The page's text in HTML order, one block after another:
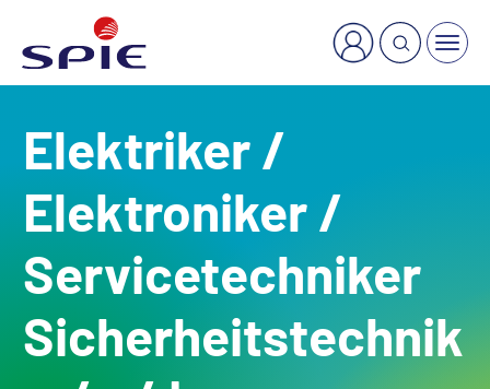
Elektriker /
Elektroniker /
Servicetechniker
Sicherheitstechnik